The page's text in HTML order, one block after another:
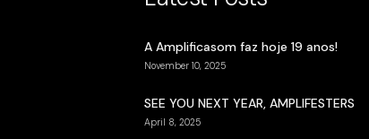
A Amplificasom faz hoje 19 anos!
November 10, 2025
SEE YOU NEXT YEAR, AMPLIFESTERS
April 8, 2025